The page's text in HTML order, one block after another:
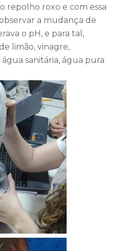
repolho roxo e com essa
a mudança de
o pH, e para tal,
limão, vinagre,
sanitária, água pura